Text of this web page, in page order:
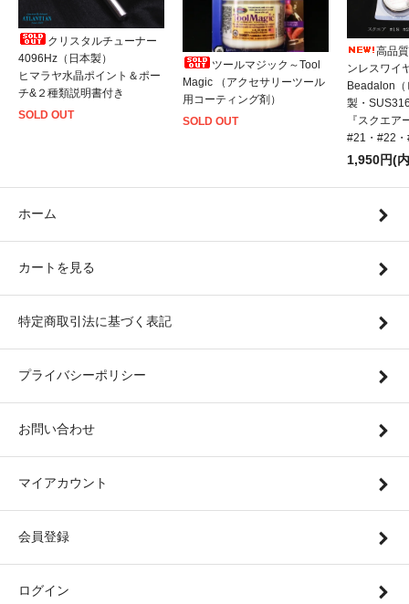
クリスタルチューナー
4096Hz（日本製）
ヒマラヤ水晶ポイント＆ポー
チ&２種類説明書付き
SOLD OUT
ツールマジック～Tool
Magic （アクセサリーツール
用コーティング剤）
SOLD OUT
高品
ンレスワイ
Beadalon
製・
『スクエ
#21・#22
1,950円(
ホーム
カートを見る
特定商取引法に基づく表記
プライバシーポリシー
お問い合わせ
マイアカウント
会員登録
ログイン